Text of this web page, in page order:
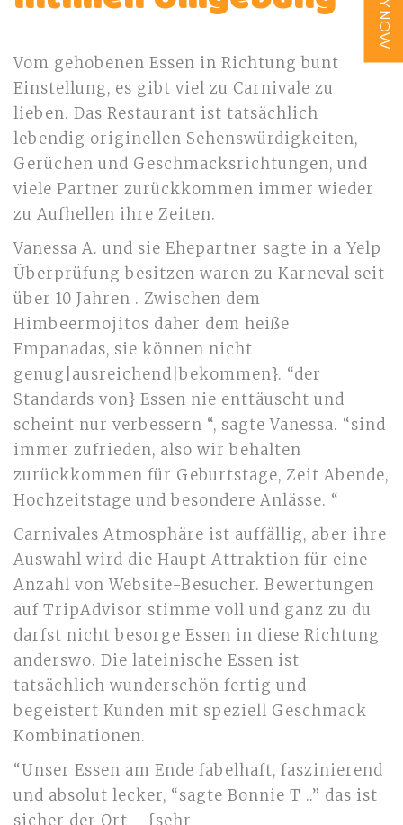
Vom gehobenen Essen in Richtung bunt
Einstellung, es gibt viel zu Carnivale zu
lieben. Das Restaurant ist tatsächlich
lebendig originellen Sehenswürdigkeiten,
Gerüchen und Geschmacksrichtungen, und
viele Partner zurückkommen immer wieder
zu Aufhellen ihre Zeiten.
Vanessa A. und sie Ehepartner sagte in a Yelp
Überprüfung besitzen waren zu Karneval seit
über 10 Jahren . Zwischen dem
Himbeermojitos daher dem heiße
Empanadas, sie können nicht
genug|ausreichend|bekommen}. “der
Standards von} Essen nie enttäuscht und
scheint nur verbessern “, sagte Vanessa. “sind
immer zufrieden, also wir behalten
zurückkommen für Geburtstage, Zeit Abende,
Hochzeitstage und besondere Anlässe. “
Carnivales Atmosphäre ist auffällig, aber ihre
Auswahl wird die Haupt Attraktion für eine
Anzahl von Website-Besucher. Bewertungen
auf TripAdvisor stimme voll und ganz zu du
darfst nicht besorge Essen in diese Richtung
anderswo. Die lateinische Essen ist
tatsächlich wunderschön fertig und
begeistert Kunden mit speziell Geschmack
Kombinationen.
“Unser Essen am Ende fabelhaft, faszinierend
und absolut lecker, “sagte Bonnie T ..” das ist
sicher der Ort – {sehr